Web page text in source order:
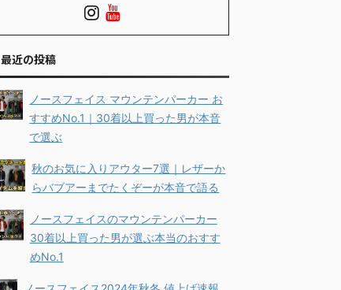
最近の投稿
ノースフェイス マウンテンパーカー お
すすめNo.1｜30着以上買った男が本音
で選ぶ
秋のお気に入りアウター7選｜レザーか
らバブアーまでたくぞーが本音で語る
ノースフェイスのマウンテンパーカー
30着以上買った男が選ぶ本当のおすす
めNo.1